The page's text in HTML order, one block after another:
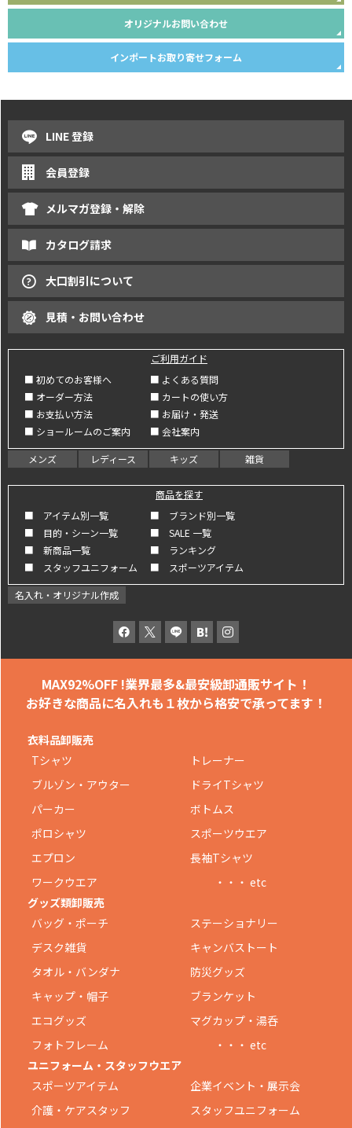
オリジナルお問い合わせ
インポートお取り寄せフォーム
LINE 登録
会員登録
メルマガ登録・解除
カタログ請求
大口割引について
見積・お問い合わせ
ご利用ガイド
■ 初めてのお客様へ
■ よくある質問
■ オーダー方法
■ カートの使い方
■ お支払い方法
■ お届け・発送
■ ショールームのご案内
■ 会社案内
メンズ レディース キッズ 雑貨
商品を探す
■ アイテム別一覧
■ ブランド別一覧
■ 目的・シーン一覧
■ SALE 一覧
■ 新商品一覧
■ ランキング
■ スタッフユニフォーム
■ スポーツアイテム
名入れ・オリジナル作成
MAX92%OFF !業界最多&最安級卸通販サイト！
お好きな商品に名入れも １枚から格安で承ってます！
衣料品卸販売
Tシャツ
トレーナー
ブルゾン・アウター
ドライTシャツ
パーカー
ボトムス
ポロシャツ
スポーツウエア
エプロン
長袖Tシャツ
ワークウエア
・・・ etc
グッズ類卸販売
バッグ・ポーチ
ステーショナリー
デスク雑貨
キャンバストート
タオル・バンダナ
防災グッズ
キャップ・帽子
ブランケット
エコグッズ
マグカップ・湯呑
フォトフレーム
・・・ etc
ユニフォーム・スタッフウエア
スポーツアイテム
企業イベント・展示会
介護・ケアスタッフ
スタッフユニフォーム